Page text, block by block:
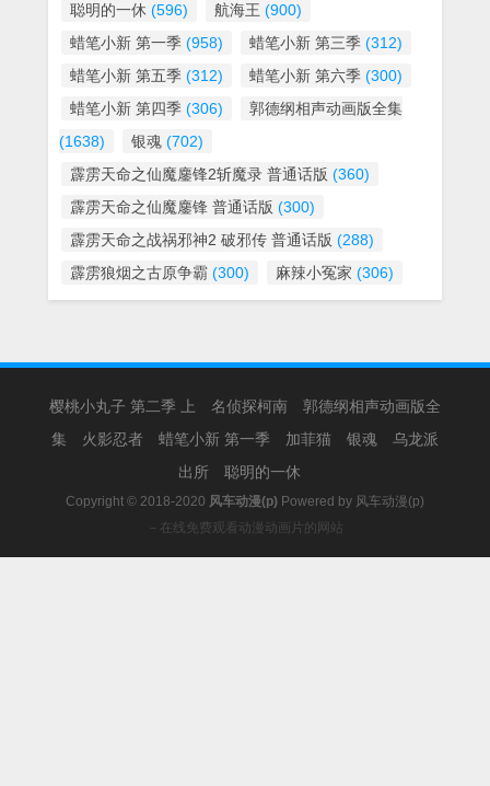
聪明的一休 (596) 航海王 (900)
蜡笔小新 第一季 (958) 蜡笔小新 第三季 (312)
蜡笔小新 第五季 (312) 蜡笔小新 第六季 (300)
蜡笔小新 第四季 (306)
郭德纲相声动画版全集
(1638)
银魂 (702)
霹雳天命之仙魔鏖锋2斩魔录 普通话版 (360)
霹雳天命之仙魔鏖锋 普通话版 (300)
霹雳天命之战祸邪神2 破邪传 普通话版 (288)
霹雳狼烟之古原争霸 (300) 麻辣小冤家 (306)
樱桃小丸子 第二季 上 名侦探柯南
郭德纲相声动画版全
集
火影忍者 蜡笔小新 第一季 加菲猫 银魂
乌龙派
出所
聪明的一休
Copyright © 2018-2020 风车动漫(p) Powered by 风车动漫(p)
－在线免费观看动漫动画片的网站